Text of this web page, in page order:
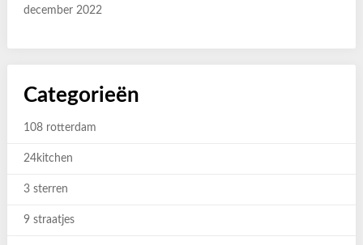
december 2022
Categorieën
108 rotterdam
24kitchen
3 sterren
9 straatjes